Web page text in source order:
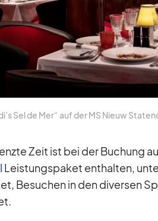
Sel de Mer“ auf der MS Nieuw
Zeit ist bei der Bu­chung
Leis­tungs­pa­ket ent­hal­ten,
Be­su­chen in den di­ver­sen